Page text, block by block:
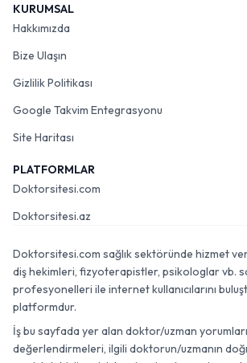
KURUMSAL
Hakkımızda
Bize Ulaşın
Gizlilik Politikası
Google Takvim Entegrasyonu
Site Haritası
PLATFORMLAR
Doktorsitesi.com
Doktorsitesi.az
Doktorsitesi.com sağlık sektöründe hizmet
diş hekimleri, fizyoterapistler, psikologlar vb.
profesyonelleri ile internet kullanıcılarını
platformdur.
İş bu sayfada yer alan doktor/uzman
değerlendirmeleri, ilgili doktorun/uzmanın